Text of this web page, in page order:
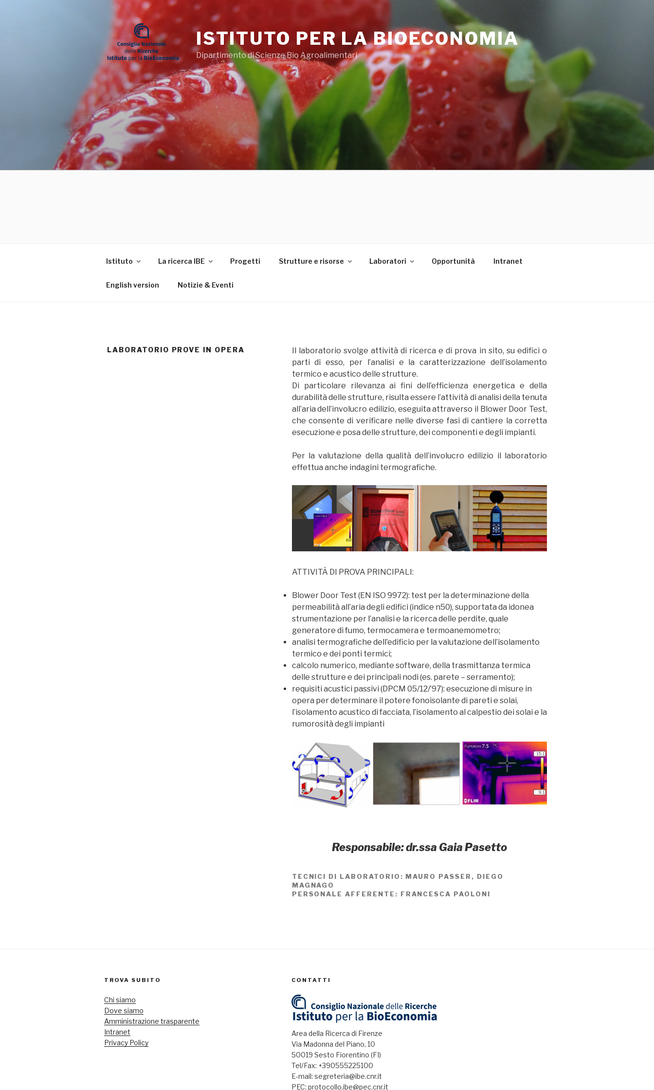
ISTITUTO PER LA BIOECONOMIA
Dipartimento di Scienze Bio Agroalimentari
Istituto La ricerca IBE Progetti Strutture e risorse Laboratori Opportunità Intranet
English version Notizie & Eventi
LABORATORIO PROVE IN OPERA
Il laboratorio svolge attività di ricerca e di prova in sito, su edifici o
parti di esso, per l’analisi e la caratterizzazione dell’isolamento
termico e acustico delle strutture.
Di particolare rilevanza ai fini dell’efficienza energetica e della
durabilità delle strutture, risulta essere l’attività di analisi della tenuta
all’aria dell’involucro edilizio, eseguita attraverso il Blower Door Test,
che consente di verificare nelle diverse fasi di cantiere la corretta
esecuzione e posa delle strutture, dei componenti e degli impianti.
Per la valutazione della qualità dell’involucro edilizio il laboratorio
effettua anche indagini termografiche.
ATTIVITÀ DI PROVA PRINCIPALI:
Blower Door Test (EN ISO 9972): test per la determinazione della
permeabilità all’aria degli edifici (indice n50), supportata da idonea
strumentazione per l’analisi e la ricerca delle perdite, quale
generatore di fumo, termocamera e termoanemometro;
analisi termografiche dell’edificio per la valutazione dell’isolamento
termico e dei ponti termici;
calcolo numerico, mediante software, della trasmittanza termica
delle strutture e dei principali nodi (es. parete – serramento);
requisiti acustici passivi (DPCM 05/12/’97): esecuzione di misure in
opera per determinare il potere fonoisolante di pareti e solai,
l’isolamento acustico di facciata, l’isolamento al calpestio dei solai e la
rumorosità degli impianti
Responsabile: dr.ssa Gaia Pasetto
TECNICI DI LABORATORIO: MAURO PASSER, DIEGO
MAGNAGO
PERSONALE AFFERENTE: FRANCESCA PAOLONI
TROVA SUBITO
Chi siamo
Dove siamo
Amministrazione trasparente
Intranet
Privacy Policy
CONTATTI
Area della Ricerca di Firenze
Via Madonna del Piano, 10
50019 Sesto Fiorentino (FI)
Tel/Fax: +390555225100
E-mail: segreteria@ibe.cnr.it
PEC: protocollo.ibe@pec.cnr.it